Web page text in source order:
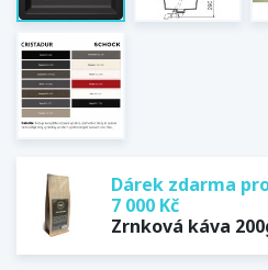
Dárek zdarma
7 000 Kč
Zrnková káva